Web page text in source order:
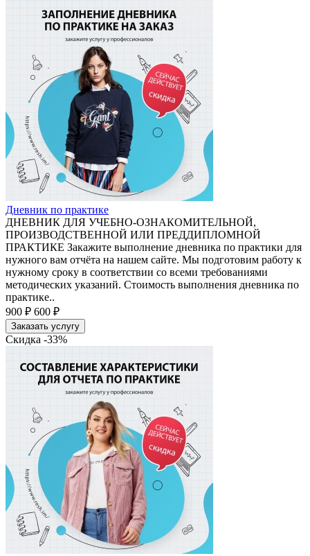
Дневник по практике
ДНЕВНИК ДЛЯ УЧЕБНО-ОЗНАКОМИТЕЛЬНОЙ,
ПРОИЗВОДСТВЕННОЙ ИЛИ ПРЕДДИПЛОМНОЙ
ПРАКТИКЕ Закажите выполнение дневника по практики для
нужного вам отчёта на нашем сайте. Мы подготовим работу к
нужному сроку в соответствии со всеми требованиями
методических указаний. Стоимость выполнения дневника по
практике..
900 ₽ 600 ₽
Заказать услугу
Скидка -33%